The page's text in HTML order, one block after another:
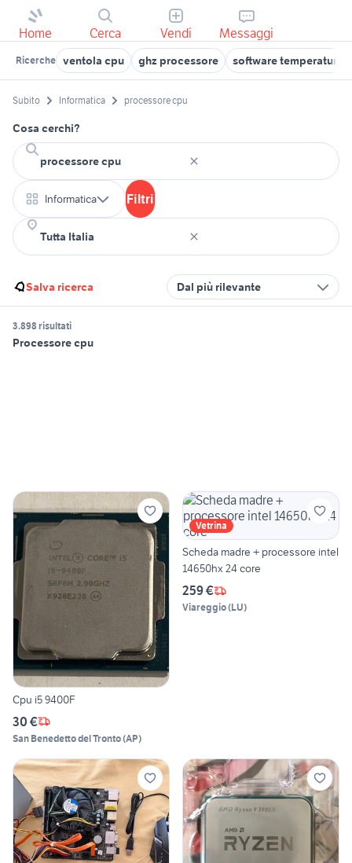
Home Cerca Vendi Messaggi
Ricerche ventola cpu ghz processore software temperatura
Subito Informatica processore cpu
Cosa cerchi?
Informatica Filtri
Salva ricerca Dal più rilevante
3.898 risultati
Processore cpu
Cpu i5 9400F
30 €
San Benedetto del Tronto(AP)
Vetrina
Scheda madre + processore intel
14650hx 24 core
259 €
Viareggio(LU)